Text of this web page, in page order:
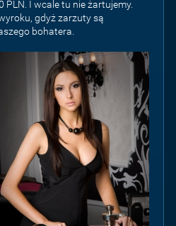
I wcale tu nie żartujemy.
gdyż zarzuty są
bohatera.